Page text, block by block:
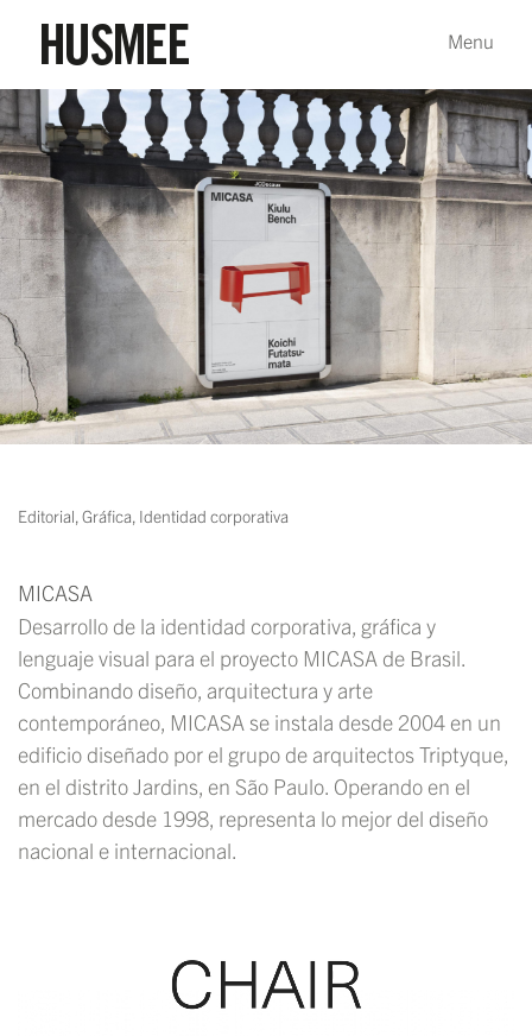
Editorial, Gráfica, Identidad corporativa
MICASA
Desarrollo de la identidad corporativa, gráfica y
lenguaje visual para el proyecto MICASA de Brasil.
Combinando diseño, arquitectura y arte
contemporáneo, MICASA se instala desde 2004 en un
edificio diseñado por el grupo de arquitectos Triptyque,
en el distrito Jardins, en São Paulo. Operando en el
mercado desde 1998, representa lo mejor del diseño
nacional e internacional.